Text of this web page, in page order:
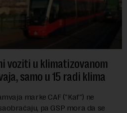
voziti u klimatizovanom
samo u 15 radi klima
marke CAF ("Kaf") ne
pa GSP mora da se